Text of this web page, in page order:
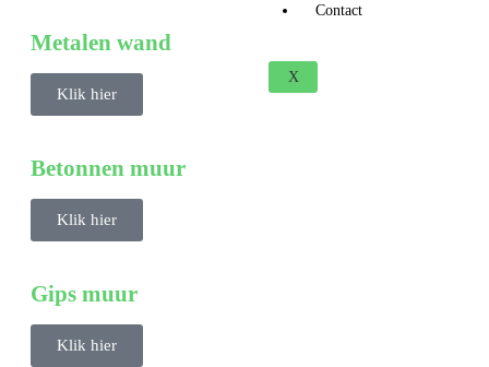
Contact
X
Metalen wand
Klik hier
Betonnen muur
Klik hier
Gips muur
Klik hier